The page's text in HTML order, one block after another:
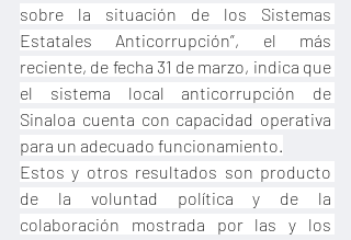
sobre la situación de los Sistemas
Estatales Anticorrupción”, el más
reciente, de fecha 31 de marzo, indica que
el sistema local anticorrupción de
Sinaloa cuenta con capacidad operativa
para un adecuado funcionamiento.
Estos y otros resultados son producto
de la voluntad política y de la
colaboración mostrada por las y los